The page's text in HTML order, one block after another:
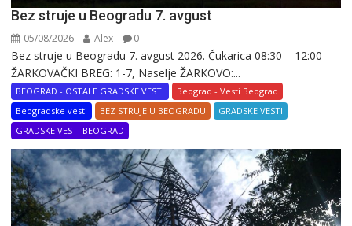
Bez struje u Beogradu 7. avgust
05/08/2026 Alex 0
Bez struje u Beogradu 7. avgust 2026. Čukarica 08:30 – 12:00
ŽARKOVAČKI BREG: 1-7, Naselje ŽARKOVO:...
BEOGRAD - OSTALE GRADSKE VESTI
Beograd - Vesti Beograd
Beogradske vesti
BEZ STRUJE U BEOGRADU
GRADSKE VESTI
GRADSKE VESTI BEOGRAD